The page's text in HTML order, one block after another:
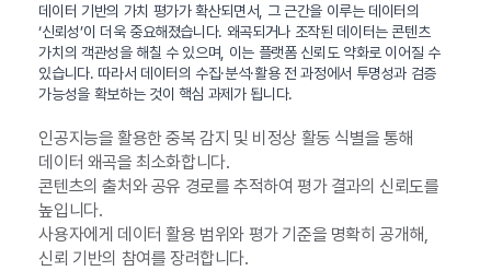
데이터 기반의 가치 평가가 확산되면서, 그 근간을 이루는 데이터의
‘신뢰성’이 더욱 중요해졌습니다. 왜곡되거나 조작된 데이터는 콘텐츠
가치의 객관성을 해칠 수 있으며, 이는 플랫폼 신뢰도 약화로 이어질 수
있습니다. 따라서 데이터의 수집·분석·활용 전 과정에서 투명성과 검증
가능성을 확보하는 것이 핵심 과제가 됩니다.
인공지능을 활용한 중복 감지 및 비정상 활동 식별을 통해
데이터 왜곡을 최소화합니다.
콘텐츠의 출처와 공유 경로를 추적하여 평가 결과의 신뢰도를
높입니다.
사용자에게 데이터 활용 범위와 평가 기준을 명확히 공개해,
신뢰 기반의 참여를 장려합니다.